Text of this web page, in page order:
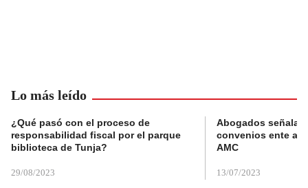
Lo más leído
¿Qué pasó con el proceso de
responsabilidad fiscal por el parque
biblioteca de Tunja?
29/08/2023
Abogados
convenios ente
AMC
13/07/2023